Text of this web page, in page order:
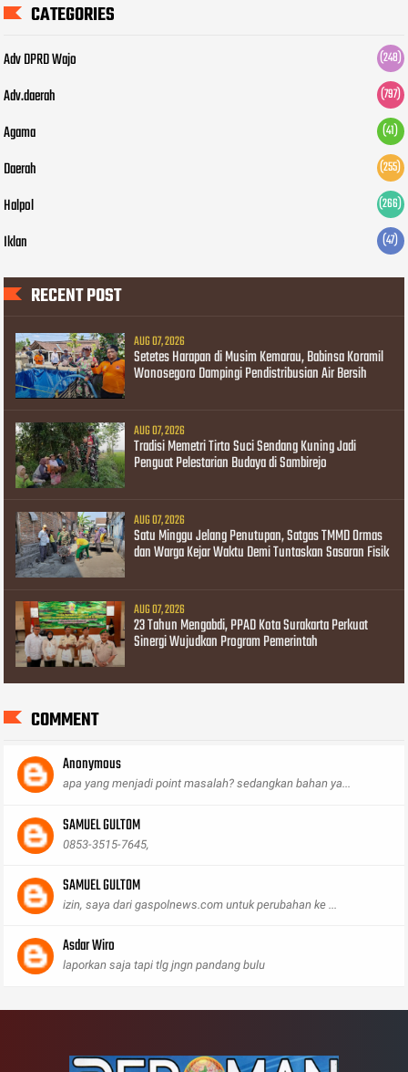
CATEGORIES
Adv DPRD Wajo (248)
Adv.daerah (797)
Agama (41)
Daerah (255)
Halpol (266)
Iklan (47)
RECENT POST
AUG 07, 2026
Setetes Harapan di Musim Kemarau, Babinsa Koramil
Wonosegoro Dampingi Pendistribusian Air Bersih
AUG 07, 2026
Tradisi Memetri Tirto Suci Sendang Kuning Jadi
Penguat Pelestarian Budaya di Sambirejo
AUG 07, 2026
Satu Minggu Jelang Penutupan, Satgas TMMD Ormas
dan Warga Kejar Waktu Demi Tuntaskan Sasaran Fisik
AUG 07, 2026
23 Tahun Mengabdi, PPAD Kota Surakarta Perkuat
Sinergi Wujudkan Program Pemerintah
COMMENT
Anonymous
apa yang menjadi point masalah? sedangkan bahan ya...
SAMUEL GULTOM
0853-3515-7645,
SAMUEL GULTOM
izin, saya dari gaspolnews.com untuk perubahan ke ...
Asdar Wiro
laporkan saja tapi tlg jngn pandang bulu